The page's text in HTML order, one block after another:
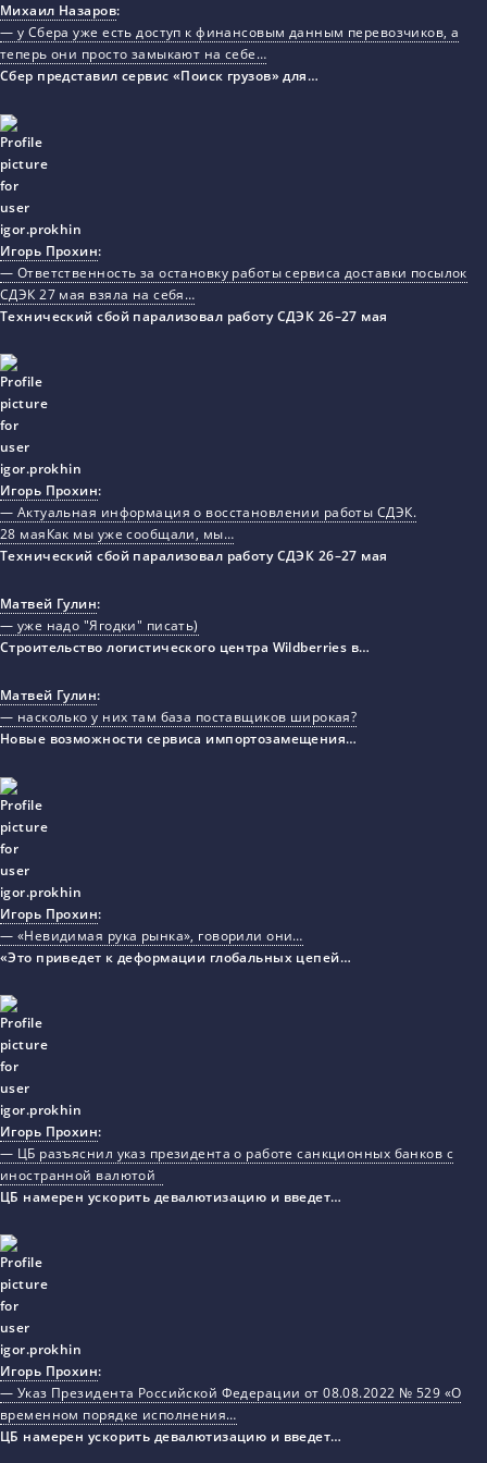
Михаил Назаров:
— у Сбера уже есть доступ к финансовым данным перевозчиков, а
теперь они просто замыкают на себе…
Сбер представил сервис «Поиск грузов» для…
Игорь Прохин:
— Ответственность за остановку работы сервиса доставки посылок
СДЭК 27 мая взяла на себя…
Технический сбой парализовал работу СДЭК 26–27 мая
Игорь Прохин:
— Актуальная информация о восстановлении работы СДЭК.
28 маяКак мы уже сообщали, мы…
Технический сбой парализовал работу СДЭК 26–27 мая
Матвей Гулин:
— уже надо "Ягодки" писать)
Строительство логистического центра Wildberries в…
Матвей Гулин:
— насколько у них там база поставщиков широкая?
Новые возможности сервиса импортозамещения…
Игорь Прохин:
— «Невидимая рука рынка», говорили они…
«Это приведет к деформации глобальных цепей…
Игорь Прохин:
— ЦБ разъяснил указ президента о работе санкционных банков с
иностранной валютой
ЦБ намерен ускорить девалютизацию и введет…
Игорь Прохин:
— Указ Президента Российской Федерации от 08.08.2022 № 529 «О
временном порядке исполнения…
ЦБ намерен ускорить девалютизацию и введет…